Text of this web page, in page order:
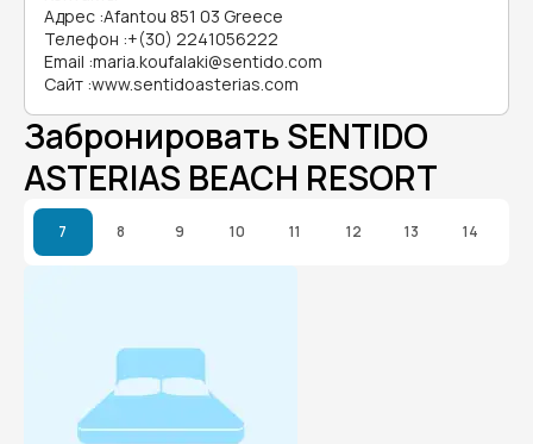
Адрес :Afantou 851 03 Greece
Телефон :+(30) 2241056222
Email :maria.koufalaki@sentido.com
Сайт :www.sentidoasterias.com
Забронировать SENTIDO
ASTERIAS BEACH RESORT
7 8 9 10 11 12 13 14